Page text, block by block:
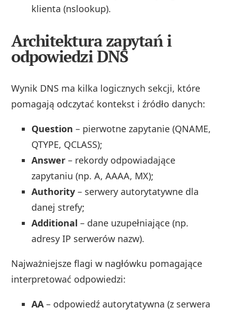
klienta (nslookup).
Architektura zapytań i
odpowiedzi DNS
Wynik DNS ma kilka logicznych sekcji, które
pomagają odczytać kontekst i źródło danych:
Question – pierwotne zapytanie (QNAME,
QTYPE, QCLASS);
Answer – rekordy odpowiadające
zapytaniu (np. A, AAAA, MX);
Authority – serwery autorytatywne dla
danej strefy;
Additional – dane uzupełniające (np.
adresy IP serwerów nazw).
Najważniejsze flagi w nagłówku pomagające
interpretować odpowiedzi:
AA– odpowiedź autorytatywna (z serwera